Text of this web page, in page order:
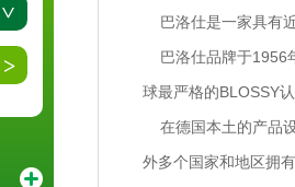
巴洛仕是一家具有
巴洛仕品牌于1956
球最严格的BLOSSY认
在德国本土的产品
外多个国家和地区拥